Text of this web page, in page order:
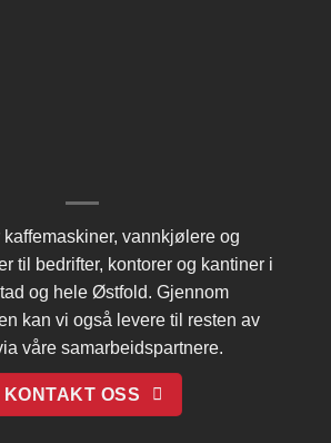
vannkjølere og
til bedrifter, kontorer og kantiner i
og hele Østfold. Gjennom
kan vi også levere til resten av
våre samarbeidspartnere.
KONTAKT OSS